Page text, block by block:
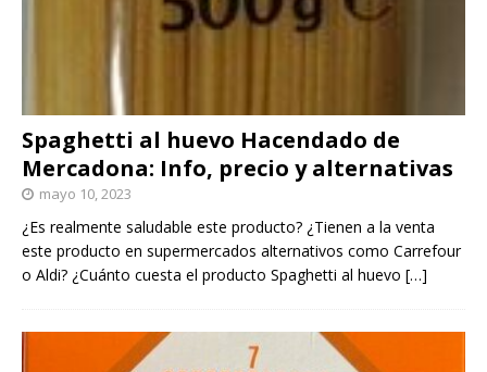
Spaghetti al huevo Hacendado de
Mercadona: Info, precio y alternativas
mayo 10, 2023
¿Es realmente saludable este producto? ¿Tienen a la venta
este producto en supermercados alternativos como Carrefour
o Aldi? ¿Cuánto cuesta el producto Spaghetti al huevo […]